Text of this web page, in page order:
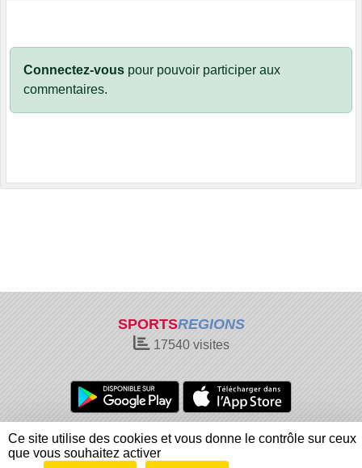
Connectez-vous pour pouvoir participer aux
commentaires.
SPORTSREGIONS
17540visites
Charte cookies
Gestion des cookies
Informations légales
Signaler un contenu inapproprié
Ce site utilise des cookies et vous donne le contrôle sur ceux
que vous souhaitez activer